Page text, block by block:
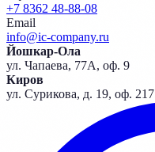
+7 8362 48-88-08
Email
info@ic-company.ru
Йошкар-Ола
ул. Чапаева, 77А, оф. 9
Киров
ул. Сурикова, д. 19, оф. 217